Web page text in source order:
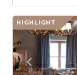
HIGHLIGHT